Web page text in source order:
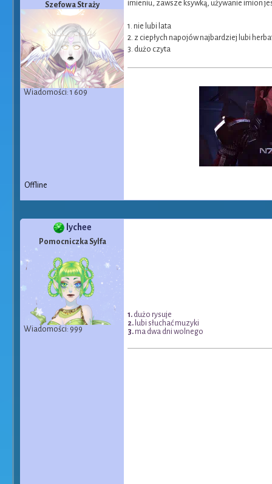
Szefowa Straży
Wiadomości: 1 609
imieniu, zawsze ksywką, używanie imion
1. nie lubi lata
2. z ciepłych napojów najbardziej lubi
3. dużo czyta
Offline
lychee
Pomocniczka Sylfa
Wiadomości: 999
1. dużo rysuje
2. lubi słuchać muzyki
3. ma dwa dni wolnego